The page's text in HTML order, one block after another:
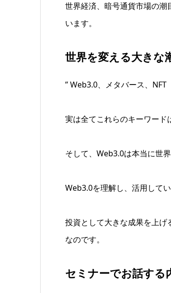
世界経済、暗号通貨市場の
います。
世界を変える大きな
” Web3.0、メタバース、
実は全てこれらのキーワード
そして、Web3.0は本当に世
Web3.0を理解し、活用して
投資として大きな成果を上
なのです。
セミナーでお話する